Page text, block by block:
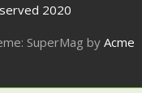
2020
SuperMag byAcme